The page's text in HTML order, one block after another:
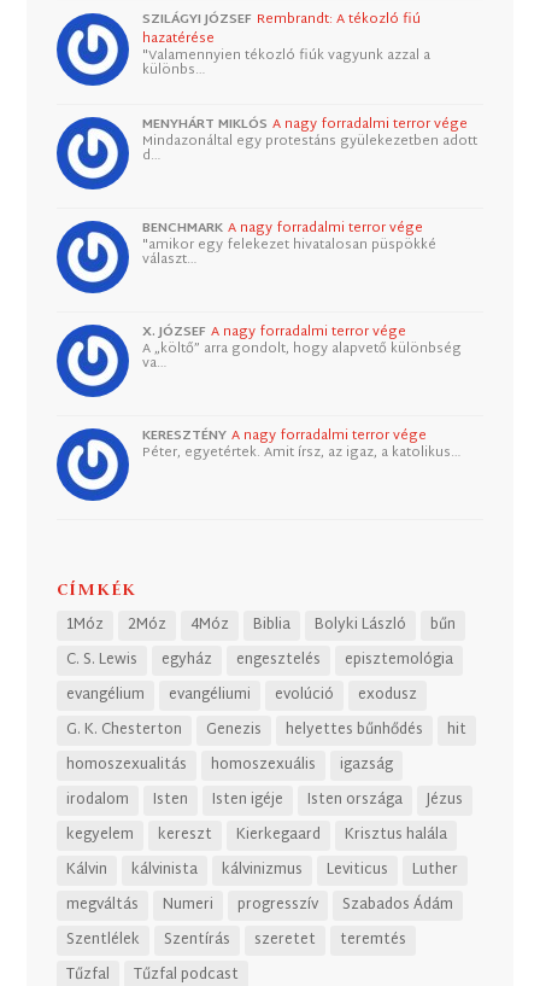
SZILÁGYI JÓZSEF Rembrandt: A tékozló fiú
hazatérése
"Valamennyien tékozló fiúk vagyunk azzal a
különbs…
MENYHÁRT MIKLÓS A nagy forradalmi terror vége
Mindazonáltal egy protestáns gyülekezetben adott
d…
BENCHMARK A nagy forradalmi terror vége
"amikor egy felekezet hivatalosan püspökké
választ…
X. JÓZSEF A nagy forradalmi terror vége
A „költő” arra gondolt, hogy alapvető különbség
va…
KERESZTÉNY A nagy forradalmi terror vége
Péter, egyetértek. Amit írsz, az igaz, a katolikus…
CÍMKÉK
1Móz 2Móz 4Móz Biblia Bolyki László
bűn
C. S. Lewis
egyház engesztelés
episztemológia
evangélium
evangéliumi evolúció
exodusz
G. K. Chesterton
Genezis helyettes bűnhődés
hit
homoszexualitás
homoszexuális
igazság
irodalom
Isten Isten igéje Isten országa
Jézus
kegyelem
kereszt Kierkegaard
Krisztus halála
Kálvin
kálvinista kálvinizmus Leviticus
Luther
megváltás
Numeri progresszív
Szabados Ádám
Szentlélek
Szentírás szeretet
teremtés
Tűzfal
Tűzfal podcast